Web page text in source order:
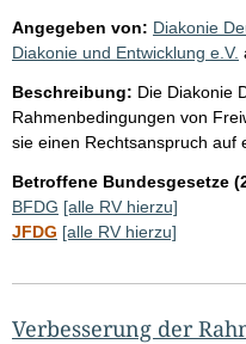
Angegeben von: Diakonie
Diakonie und Entwicklung e.V.
Beschreibung: Die Diakonie
Rahmenbedingungen von
sie einen Rechtsanspruch auf
Betroffene Bundesgesetze
BFDG [alle RV hierzu]
JFDG [alle RV hierzu]
Verbesserung der